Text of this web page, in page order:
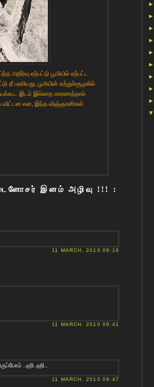
ஏற்பட்டு பூமியில் ஏற்பட்ட
பரவியது. பூமியின் சுற்றுச்சூழலில்
இடம் இல்லாத காரணத்தால்
விட்டன என, இந்த விஞ்ஞானிகள்
இனம் அழிவு !!! :
11 MARCH, 2010 09:16
11 MARCH, 2010 09:41
..ஹி..ஹி..
11 MARCH, 2010 09:47
►
►
►
►
►
►
►
►
►
▼